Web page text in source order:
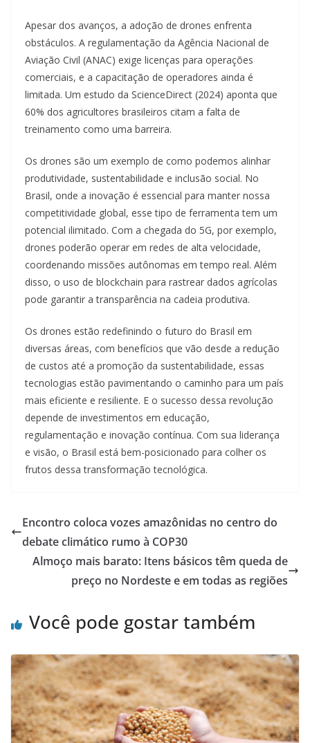
Apesar dos avanços, a adoção de drones enfrenta
obstáculos. A regulamentação da Agência Nacional de
Aviação Civil (ANAC) exige licenças para operações
comerciais, e a capacitação de operadores ainda é
limitada. Um estudo da ScienceDirect (2024) aponta que
60% dos agricultores brasileiros citam a falta de
treinamento como uma barreira.
Os drones são um exemplo de como podemos alinhar
produtividade, sustentabilidade e inclusão social. No
Brasil, onde a inovação é essencial para manter nossa
competitividade global, esse tipo de ferramenta tem um
potencial ilimitado. Com a chegada do 5G, por exemplo,
drones poderão operar em redes de alta velocidade,
coordenando missões autônomas em tempo real. Além
disso, o uso de blockchain para rastrear dados agrícolas
pode garantir a transparência na cadeia produtiva.
Os drones estão redefinindo o futuro do Brasil em
diversas áreas, com benefícios que vão desde a redução
de custos até a promoção da sustentabilidade, essas
tecnologias estão pavimentando o caminho para um país
mais eficiente e resiliente. E o sucesso dessa revolução
depende de investimentos em educação,
regulamentação e inovação contínua. Com sua liderança
e visão, o Brasil está bem-posicionado para colher os
frutos dessa transformação tecnológica.
Encontro coloca vozes amazônidas no centro do
debate climático rumo à COP30
Almoço mais barato: Itens básicos têm queda de
preço no Nordeste e em todas as regiões
Você pode gostar também